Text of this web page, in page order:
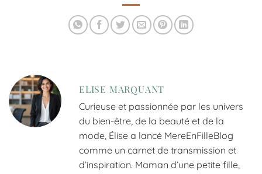
ELISE MARQUANT
Curieuse et passionnée par les univers
du bien-être, de la beauté et de la
mode, Élise a lancé MereEnFilleBlog
comme un carnet de transmission et
d’inspiration. Maman d’une petite fille,